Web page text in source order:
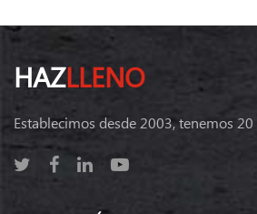
HAZLLENO
Establecimos desde 2003, tenemos